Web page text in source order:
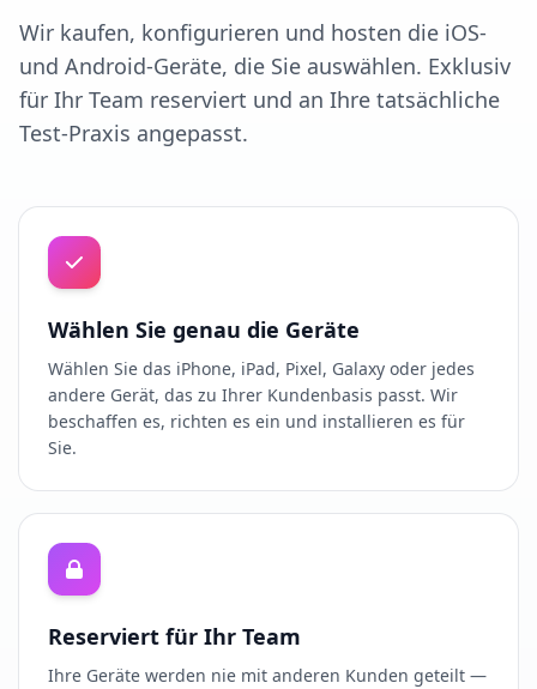
Wir kaufen, konfigurieren und hosten die iOS-
und Android-Geräte, die Sie auswählen. Exklusiv
für Ihr Team reserviert und an Ihre tatsächliche
Test-Praxis angepasst.
Wählen Sie genau die Geräte
Wählen Sie das iPhone, iPad, Pixel, Galaxy oder jedes
andere Gerät, das zu Ihrer Kundenbasis passt. Wir
beschaffen es, richten es ein und installieren es für
Sie.
Reserviert für Ihr Team
Ihre Geräte werden nie mit anderen Kunden geteilt —